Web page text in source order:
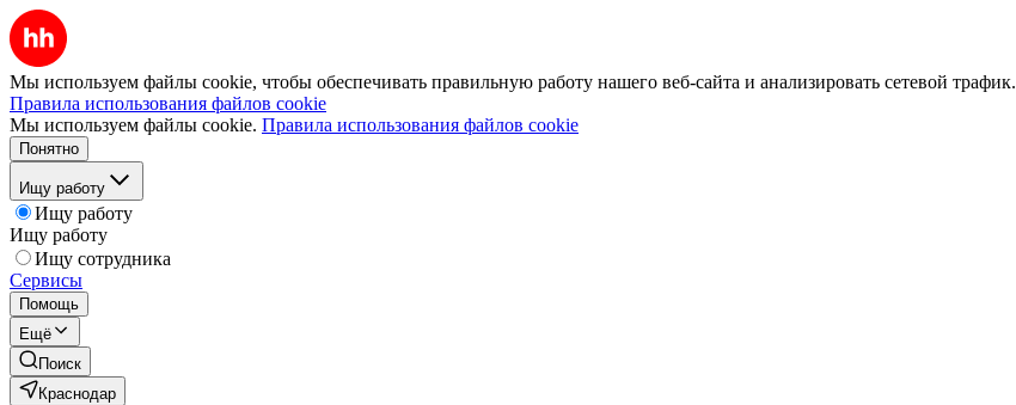
Мы используем файлы cookie, чтобы обеспечивать правильную работу нашего веб-сайта и анализировать сетевой трафик.
Правила использования файлов cookie
Мы используем файлы cookie. Правила использования файлов cookie
Понятно
Ищу работу
Ищу работу
Ищу работу
Ищу сотрудника
Сервисы
Помощь
Ещё
Поиск
Краснодар